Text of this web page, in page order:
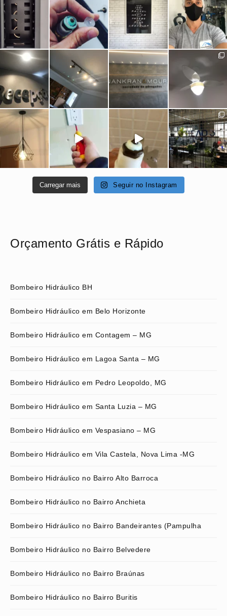
Carregar mais Seguir no Instagram
Orçamento Grátis e Rápido
Bombeiro Hidráulico BH
Bombeiro Hidráulico em Belo Horizonte
Bombeiro Hidráulico em Contagem – MG
Bombeiro Hidráulico em Lagoa Santa – MG
Bombeiro Hidráulico em Pedro Leopoldo, MG
Bombeiro Hidráulico em Santa Luzia – MG
Bombeiro Hidráulico em Vespasiano – MG
Bombeiro Hidráulico em Vila Castela, Nova Lima -MG
Bombeiro Hidráulico no Bairro Alto Barroca
Bombeiro Hidráulico no Bairro Anchieta
Bombeiro Hidráulico no Bairro Bandeirantes (Pampulha
Bombeiro Hidráulico no Bairro Belvedere
Bombeiro Hidráulico no Bairro Braúnas
Bombeiro Hidráulico no Bairro Buritis